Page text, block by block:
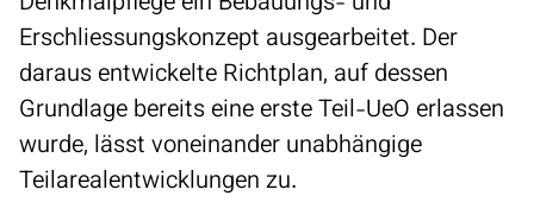
Erschliessungskonzept ausgearbeitet. Der
daraus entwickelte Richtplan, auf dessen
Grundlage bereits eine erste Teil-UeO erlassen
wurde, lässt voneinander unabhängige
Teilarealentwicklungen zu.